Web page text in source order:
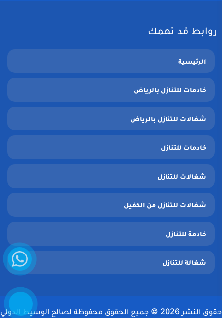
روابط قد تهمك
الرئيسية
خادمات للتنازل بالرياض
شغالات للتنازل بالرياض
خادمات للتنازل
شغالات للتنازل
شغالات للتنازل من الكفيل
خادمة للتنازل
شغالة للتنازل
حقوق النشر 2026 © جميع الحقوق محفوظة لصالح الوسيط الدولي
واتساب
الآن